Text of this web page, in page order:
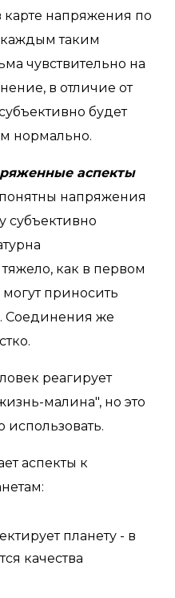
карте напряжения по
каждым таким
чувствительно на
в отличие от
будет
нормально.
аспекты
напряжения
субъективно
как в первом
могут приносить
Соединения же
реагирует
малина", но это
использовать.
аспекты к
планету - в
качества